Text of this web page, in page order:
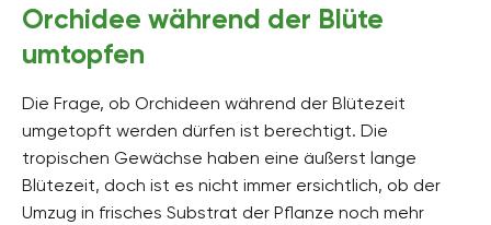
Orchidee während der Blüte
umtopfen
Die Frage, ob Orchideen während der Blütezeit
umgetopft werden dürfen ist berechtigt. Die
tropischen Gewächse haben eine äußerst lange
Blütezeit, doch ist es nicht immer ersichtlich, ob der
Umzug in frisches Substrat der Pflanze noch mehr